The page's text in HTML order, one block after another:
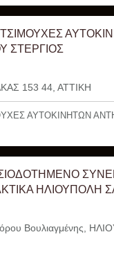
ΤΣΙΜΟΥΧΕΣ
ΣΤΕΡΓΙΟΣ
153 44, ΑΤΤΙΚΗ
ΑΥΤΟΚΙΝΗΤΩΝ
ΗΛΙΟΥΠΟΛΗ
Βουλιαγμένης,